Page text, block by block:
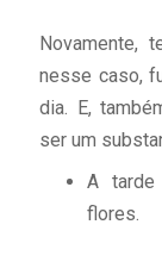
Novamente,
nesse caso,
dia. E,
ser um
A tarde
flores.